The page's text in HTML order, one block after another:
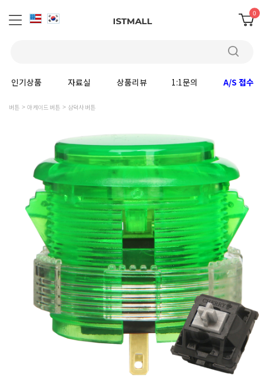
0
인기상품 자료실 상품리뷰 1:1문의 A/S 접수
버튼 아케이드 버튼 삼덕사 버튼